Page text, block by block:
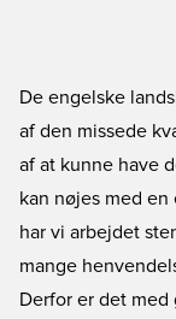
De engelske
af den missede
af at kunne have
kan nøjes med
har vi arbejdet
mange
Derfor er det